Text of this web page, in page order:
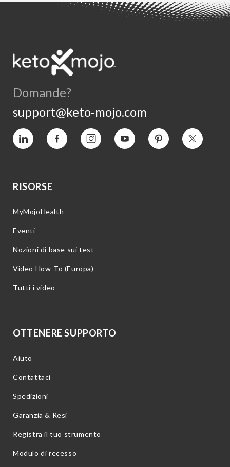
Domande?
support@keto-mojo.com
Vimeo Facebook InstagramYouTube Pinterest Twitter
RISORSE
MyMojoHealth
Eventi
Nozioni di base sui test
Video How-To (Europa)
Tutti i video
OTTENERE SUPPORTO
Aiuto
Contattaci
Spedizioni
Garanzia & Resi
Registra il tuo strumento
Modulo di recesso